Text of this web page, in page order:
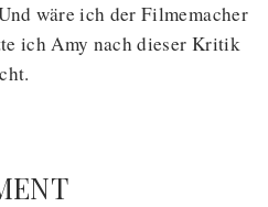
wäre ich der Filmemacher
ich Amy nach dieser Kritik